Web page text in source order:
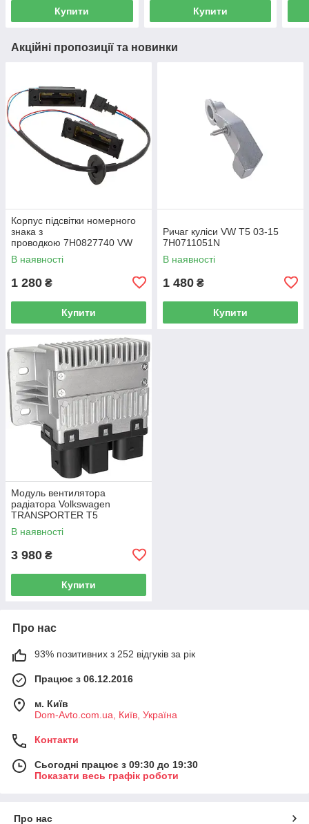
Купити Купити
Акційні пропозиції та новинки
Корпус підсвітки номерного
знака з
проводкою 7H0827740 VW
Caddy III (2K) 2004-2015
/ Caddy IV (SA) 2016-
В наявності
1 280 ₴
Купити
Ричаг куліси VW T5 03-15
7H0711051N
В наявності
1 480 ₴
Купити
Модуль вентилятора
радіатора Volkswagen
TRANSPORTER T5
Фургон 03-15 7H0919506D
В наявності
3 980 ₴
Купити
Про нас
93% позитивних з 252 відгуків за рік
Працює з 06.12.2016
м. Київ
Dom-Avto.com.ua, Київ, Україна
Контакти
Сьогодні працює з 09:30 до 19:30
Показати весь графік роботи
Про нас